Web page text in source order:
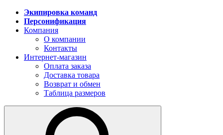
Экипировка команд
Персонификация
Компания
О компании
Контакты
Интернет-магазин
Оплата заказа
Доставка товара
Возврат и обмен
Таблица размеров